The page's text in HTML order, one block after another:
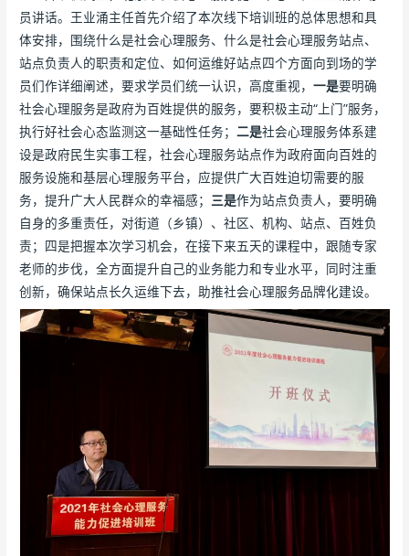
员讲话。王业涌主任首先介绍了本次线下培训班的总体思想和具
体安排，围绕什么是社会心理服务、什么是社会心理服务站点、
站点负责人的职责和定位、如何运维好站点四个方面向到场的学
员们作详细阐述，要求学员们统一认识，高度重视，一是要明确
社会心理服务是政府为百姓提供的服务，要积极主动“上门”服务，
执行好社会心态监测这一基础性任务；二是社会心理服务体系建
设是政府民生实事工程，社会心理服务站点作为政府面向百姓的
服务设施和基层心理服务平台，应提供广大百姓迫切需要的服
务，提升广大人民群众的幸福感； 三是作为站点负责人，要明确
自身的多重责任，对街道（乡镇）、社区、机构、站点、百姓负
责；四是把握本次学习机会，在接下来五天的课程中，跟随专家
老师的步伐，全方面提升自己的业务能力和专业水平，同时注重
创新，确保站点长久运维下去，助推社会心理服务品牌化建设。